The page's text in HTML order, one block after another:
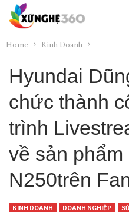
Home Kinh Doanh
Hyundai
chức thành
trình
về sản
N250trên
KINH DOANH DOANH NGHIỆP